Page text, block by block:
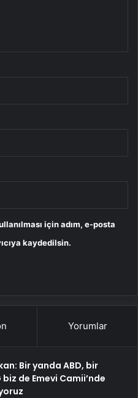
için adım, e-posta
kaydedilsin.
Yorumlar
Bir yanda ABD, bir
biz de Emevi Camii’nde